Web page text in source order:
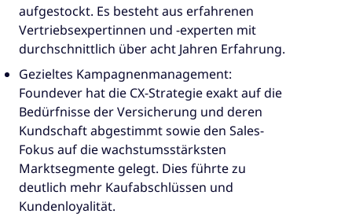
aufgestockt. Es besteht aus erfahrenen
Vertriebsexpertinnen und -experten mit
durchschnittlich über acht Jahren Erfahrung.
Gezieltes Kampagnenmanagement:
Foundever hat die CX-Strategie exakt auf die
Bedürfnisse der Versicherung und deren
Kundschaft abgestimmt sowie den Sales-
Fokus auf die wachstumsstärksten
Marktsegmente gelegt. Dies führte zu
deutlich mehr Kaufabschlüssen und
Kundenloyalität.